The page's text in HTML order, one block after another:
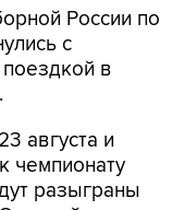
России по
с
в
августа и
чемпионату
разыграны